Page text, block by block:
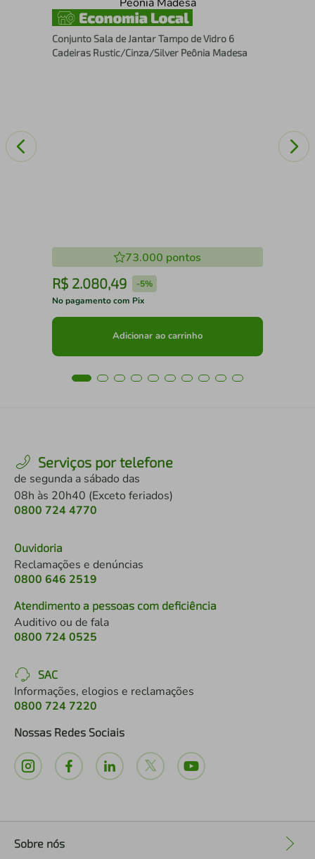
Conjunto Sala de Jantar Tampo de Vidro 6
Cadeiras Rustic/Cinza/Silver Peônia Madesa
73.000 pontos
R$ 2.080,49 -5%
No pagamento com Pix
Adicionar ao carrinho
Serviços por telefone
de segunda a sábado das
08h às 20h40 (Exceto feriados)
0800 724 4770
Ouvidoria
Reclamações e denúncias
0800 646 2519
Atendimento a pessoas com deficiência
Auditivo ou de fala
0800 724 0525
SAC
Informações, elogios e reclamações
0800 724 7220
Nossas Redes Sociais
Sobre nós